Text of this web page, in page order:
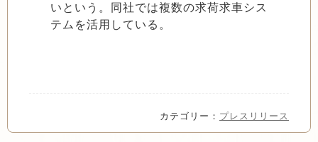
いという。同社では複数の求荷求車シス
テムを活用している。
カテゴリー： プレスリリース